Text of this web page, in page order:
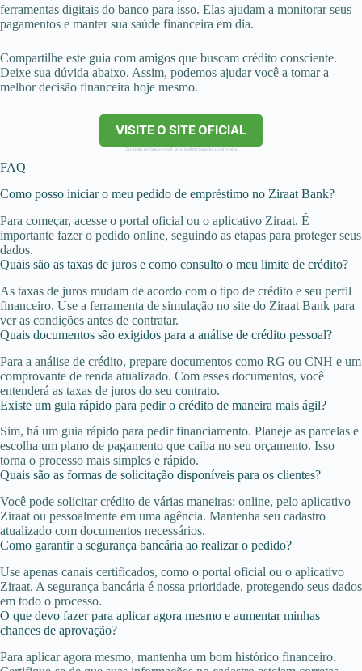
ferramentas digitais do banco para isso. Elas ajudam a monitorar seus
pagamentos e manter sua saúde financeira em dia.
Compartilhe este guia com amigos que buscam crédito consciente.
Deixe sua dúvida abaixo. Assim, podemos ajudar você a tomar a
melhor decisão financeira hoje mesmo.
VISITE O SITE OFICIAL
Clicando no botão você será redirecionado a outro site.
FAQ
Como posso iniciar o meu pedido de empréstimo no Ziraat Bank?
Para começar, acesse o portal oficial ou o aplicativo Ziraat. É
importante fazer o pedido online, seguindo as etapas para proteger seus
dados.
Quais são as taxas de juros e como consulto o meu limite de crédito?
As taxas de juros mudam de acordo com o tipo de crédito e seu perfil
financeiro. Use a ferramenta de simulação no site do Ziraat Bank para
ver as condições antes de contratar.
Quais documentos são exigidos para a análise de crédito pessoal?
Para a análise de crédito, prepare documentos como RG ou CNH e um
comprovante de renda atualizado. Com esses documentos, você
entenderá as taxas de juros do seu contrato.
Existe um guia rápido para pedir o crédito de maneira mais ágil?
Sim, há um guia rápido para pedir financiamento. Planeje as parcelas e
escolha um plano de pagamento que caiba no seu orçamento. Isso
torna o processo mais simples e rápido.
Quais são as formas de solicitação disponíveis para os clientes?
Você pode solicitar crédito de várias maneiras: online, pelo aplicativo
Ziraat ou pessoalmente em uma agência. Mantenha seu cadastro
atualizado com documentos necessários.
Como garantir a segurança bancária ao realizar o pedido?
Use apenas canais certificados, como o portal oficial ou o aplicativo
Ziraat. A segurança bancária é nossa prioridade, protegendo seus dados
em todo o processo.
O que devo fazer para aplicar agora mesmo e aumentar minhas
chances de aprovação?
Para aplicar agora mesmo, mantenha um bom histórico financeiro.